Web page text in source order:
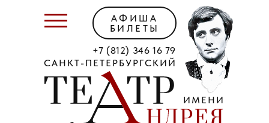
САНКТ-ПЕТЕРБУРГСКИЙ
ИМЕНИ
+7 (812) 346 16 79
АФИША
БИЛЕТЫ